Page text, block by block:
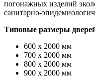
погонажных изделий
санитарно-
Типовые размеры
600 х 2000 мм
700 х 2000 мм
800 х 2000 мм
900 х 2000 мм